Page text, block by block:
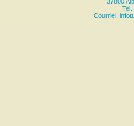
Tel.
Courriel: